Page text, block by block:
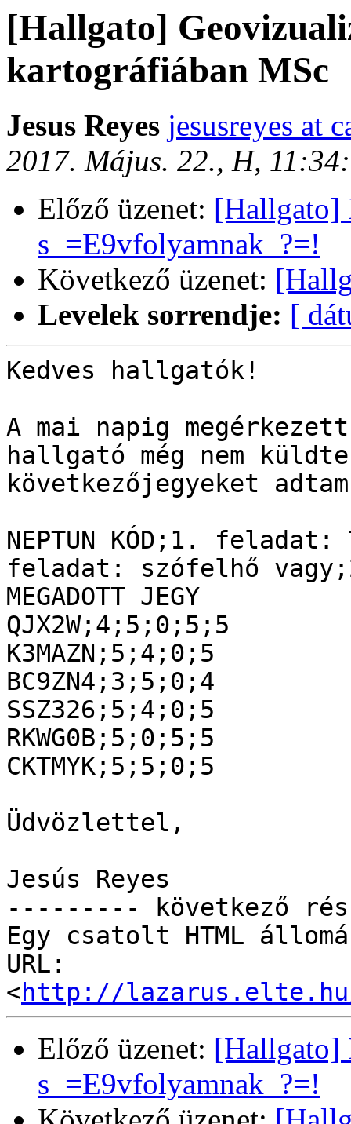
[Hallgato]
kartográfiában MSc
Jesus Reyes jesusreyes at
2017. Május. 22., H,
Előző üzenet: [Hallgato]
s_=E9vfolyamnak_?=!
Következő üzenet:
Levelek sorrendje: [
Kedves hallgatók!
A mai napig
hallgató még nem
következőjegyeket
NEPTUN KÓD;1.
feladat: szófelhő
MEGADOTT JEGY
QJX2W;4;5;0;5;5
K3MAZN;5;4;0;5
BC9ZN4;3;5;0;4
SSZ326;5;4;0;5
RKWG0B;5;0;5;5
CKTMYK;5;5;0;5
Üdvözlettel,
Jesús Reyes
--------- következő
Egy csatolt HTML
URL:
<http://lazarus.elte.hu/
Előző üzenet: [Hallgato]
s_=E9vfolyamnak_?=!